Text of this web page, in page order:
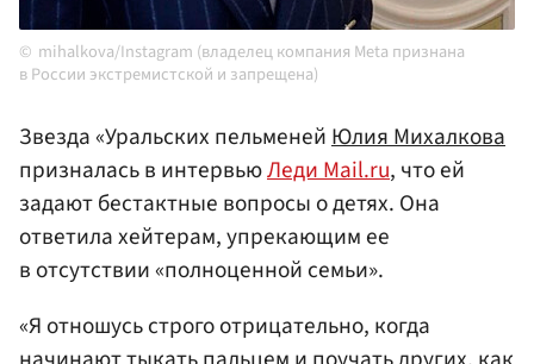
mihalkova/Instagram (владелец компания Meta признана
в России экстремистской и запрещена)
Звезда «Уральских пельменейЮлия Михалкова
призналась в интервьюЛеди Mail.ru, что ей
задают бестактные вопросы о детях. Она
ответила хейтерам, упрекающим ее
в отсутствии «полноценной семьи».
«Я отношусь строго отрицательно, когда